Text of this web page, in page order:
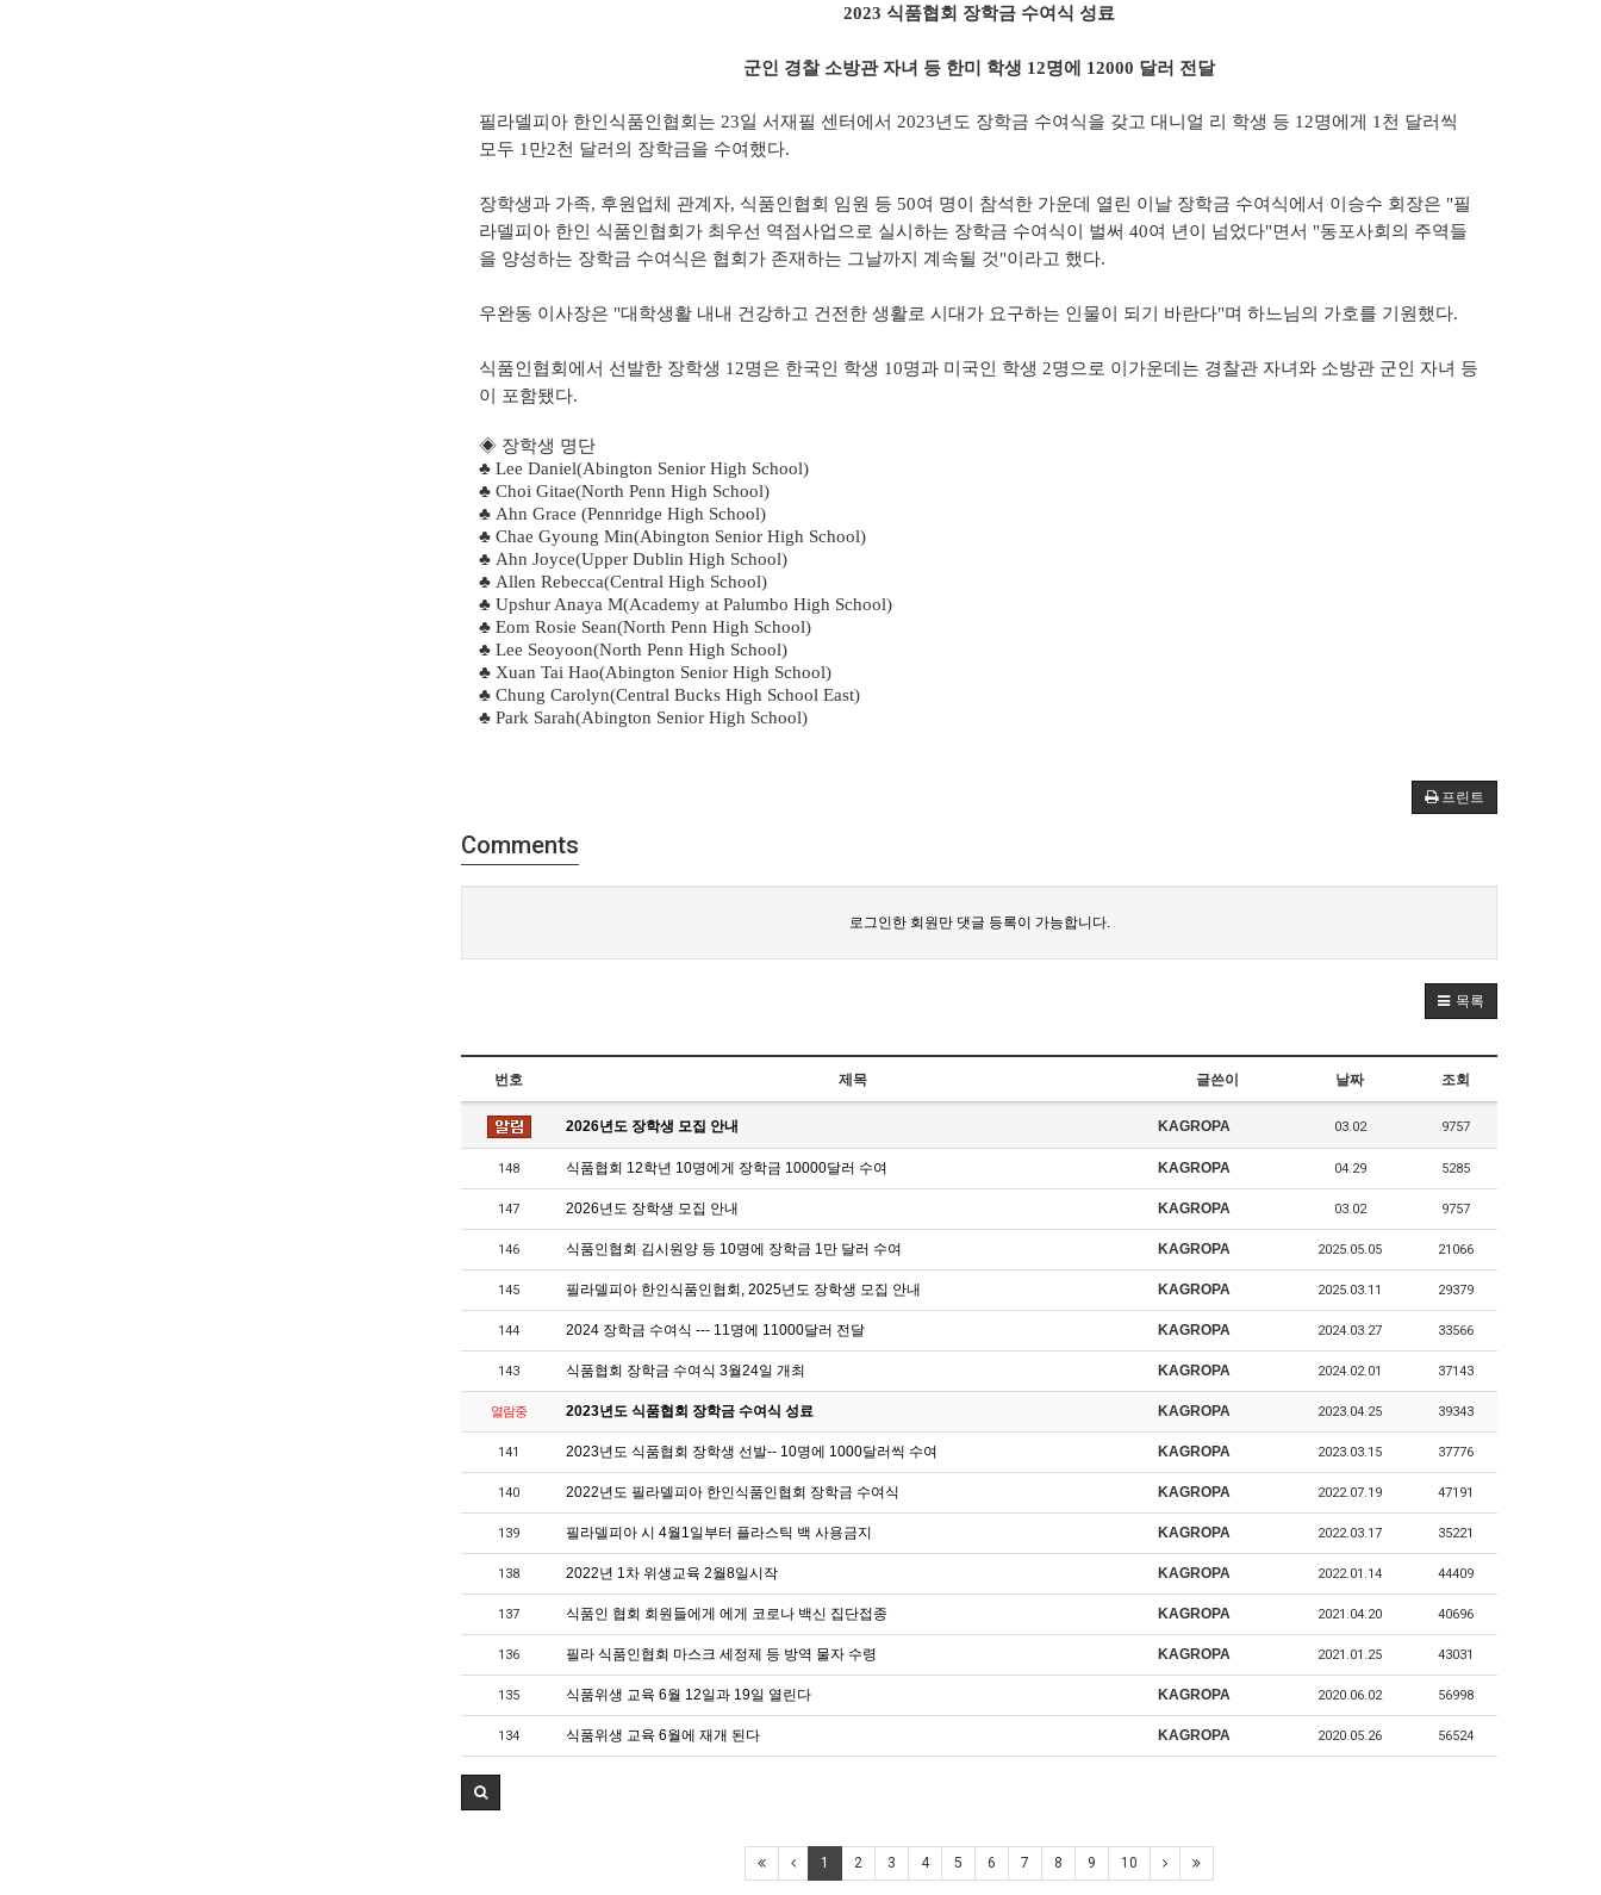
2023 식품협회 장학금 수여식 성료
군인 경찰 소방관 자녀 등 한미 학생 12명에 12000 달러 전달
필라델피아 한인식품인협회는 23일 서재필 센터에서 2023년도 장학금 수여식을 갖고 대니얼 리 학생 등 12명에게 1천 달러씩
모두 1만2천 달러의 장학금을 수여했다.
장학생과 가족, 후원업체 관계자, 식품인협회 임원 등 50여 명이 참석한 가운데 열린 이날 장학금 수여식에서 이승수 회장은 "필
라델피아 한인 식품인협회가 최우선 역점사업으로 실시하는 장학금 수여식이 벌써 40여 년이 넘었다"면서 "동포사회의 주역들
을 양성하는 장학금 수여식은 협회가 존재하는 그날까지 계속될 것"이라고 했다.
우완동 이사장은 "대학생활 내내 건강하고 건전한 생활로 시대가 요구하는 인물이 되기 바란다"며 하느님의 가호를 기원했다.
식품인협회에서 선발한 장학생 12명은 한국인 학생 10명과 미국인 학생 2명으로 이가운데는 경찰관 자녀와 소방관 군인 자녀 등
이 포함됐다.
◈ 장학생 명단
♣ Lee Daniel(Abington Senior High School)
♣ Choi Gitae(North Penn High School)
♣ Ahn Grace (Pennridge High School)
♣ Chae Gyoung Min(Abington Senior High School)
♣ Ahn Joyce(Upper Dublin High School)
♣ Allen Rebecca(Central High School)
♣ Upshur Anaya M(Academy at Palumbo High School)
♣ Eom Rosie Sean(North Penn High School)
♣ Lee Seoyoon(North Penn High School)
♣ Xuan Tai Hao(Abington Senior High School)
♣ Chung Carolyn(Central Bucks High School East)
♣ Park Sarah(Abington Senior High School)
프린트
Comments
로그인한 회원만 댓글 등록이 가능합니다.
목록
번호 제목 글쓴이 날짜 조회
2026년도 장학생 모집 안내 KAGROPA 03.02 9757
148 식품협회 12학년 10명에게 장학금 10000달러 수여 KAGROPA 04.29 5285
147 2026년도 장학생 모집 안내 KAGROPA 03.02 9757
146 식품인협회 김시원양 등 10명에 장학금 1만 달러 수여 KAGROPA 2025.05.05 21066
145 필라델피아 한인식품인협회, 2025년도 장학생 모집 안내 KAGROPA 2025.03.11 29379
144 2024 장학금 수여식 --- 11명에 11000달러 전달 KAGROPA 2024.03.27 33566
143 식품협회 장학금 수여식 3월24일 개최 KAGROPA 2024.02.01 37143
열람중 2023년도 식품협회 장학금 수여식 성료 KAGROPA 2023.04.25 39343
141 2023년도 식품협회 장학생 선발-- 10명에 1000달러씩 수여 KAGROPA 2023.03.15 37776
140 2022년도 필라델피아 한인식품인협회 장학금 수여식 KAGROPA 2022.07.19 47191
139 필라델피아 시 4월1일부터 플라스틱 백 사용금지 KAGROPA 2022.03.17 35221
138 2022년 1차 위생교육 2월8일시작 KAGROPA 2022.01.14 44409
137 식품인 협회 회원들에게 에게 코로나 백신 집단접종 KAGROPA 2021.04.20 40696
136 필라 식품인협회 마스크 세정제 등 방역 물자 수령 KAGROPA 2021.01.25 43031
135 식품위생 교육 6월 12일과 19일 열린다 KAGROPA 2020.06.02 56998
134 식품위생 교육 6월에 재개 된다 KAGROPA 2020.05.26 56524
1 2 3 4 5 6 7 8 9 10